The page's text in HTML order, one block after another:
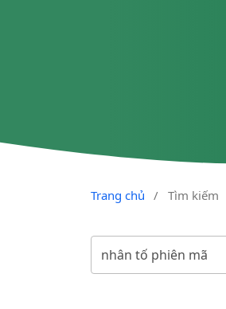
Trang chủ / Tìm kiếm